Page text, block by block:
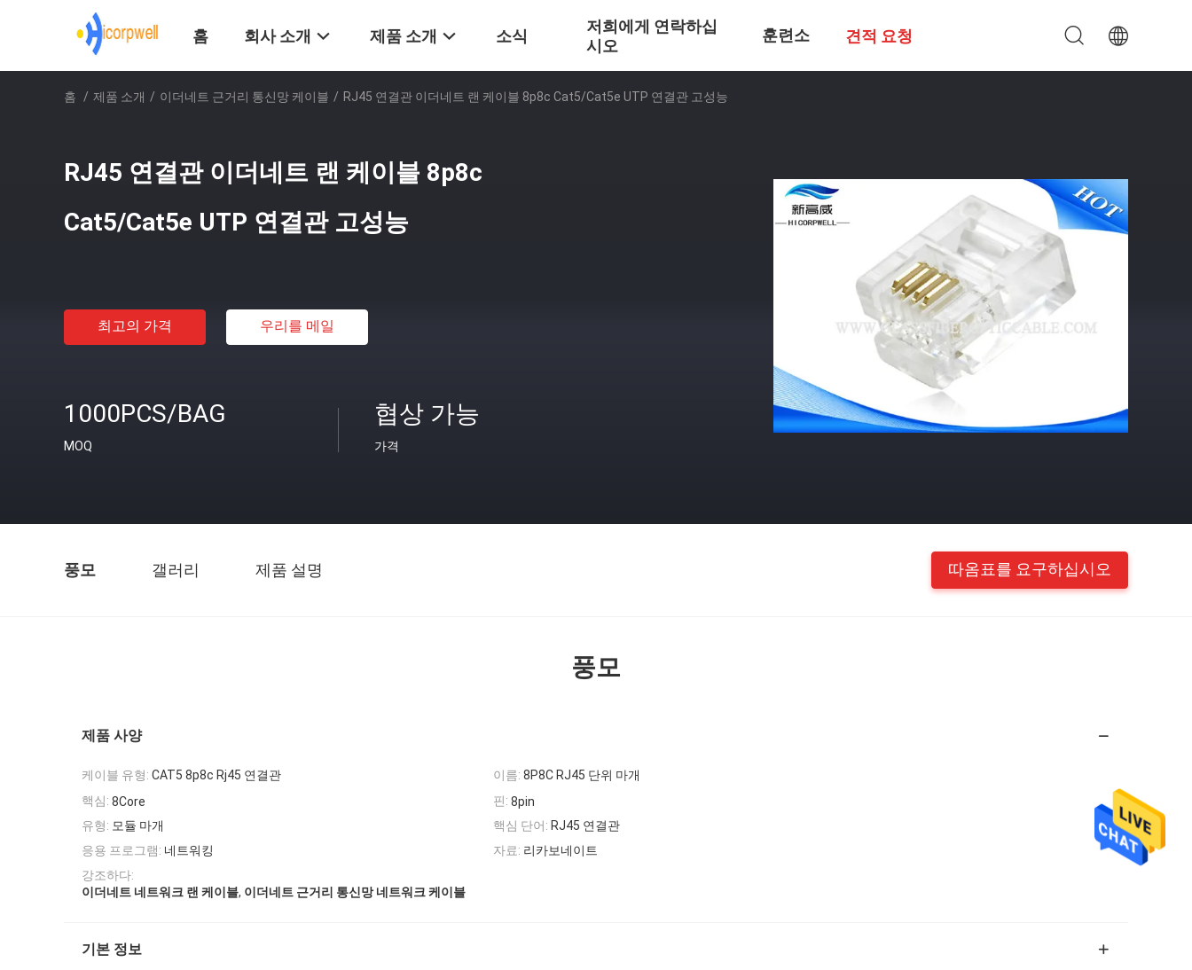
홈 회사 소개 제품 소개 소식
저희에게 연락하십
시오
훈련소 견적 요청
홈 / 제품 소개 / 이더네트 근거리 통신망 케이블 / RJ45 연결관 이더네트 랜 케이블 8p8c Cat5/Cat5e UTP 연결관 고성능
RJ45 연결관 이더네트 랜 케이블 8p8c
Cat5/Cat5e UTP 연결관 고성능
최고의 가격 우리를 메일
1000PCS/BAG
MOQ
협상 가능
가격
풍모 갤러리 제품 설명 따옴표를 요구하십시오
풍모
제품 사양
케이블 유형: CAT5 8p8c Rj45 연결관 이름: 8P8C RJ45 단위 마개
핵심: 8Core 핀: 8pin
유형: 모듈 마개 핵심 단어: RJ45 연결관
응용 프로그램: 네트워킹 자료: 리카보네이트
강조하다:
이더네트 네트워크 랜 케이블, 이더네트 근거리 통신망 네트워크 케이블
기본 정보